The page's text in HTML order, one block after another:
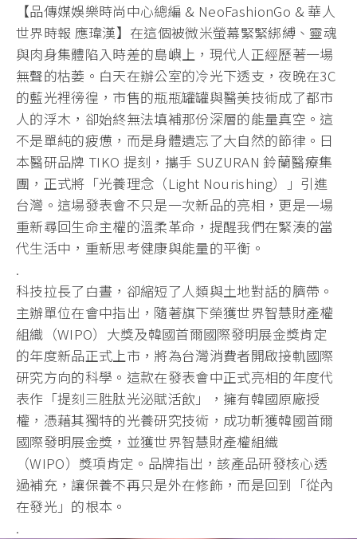
【品傳媒娛樂時尚中心總編 & NeoFashionGo & 華人
世界時報 應瑋漢】在這個被微米螢幕緊緊綁縛、靈魂
與肉身集體陷入時差的島嶼上，現代人正經歷著一場
無聲的枯萎。白天在辦公室的冷光下透支，夜晚在3C
的藍光裡徬徨，市售的瓶瓶罐罐與醫美技術成了都市
人的浮木，卻始終無法填補那份深層的能量真空。這
不是單純的疲憊，而是身體遺忘了大自然的節律。日
本醫研品牌 TIKO 提刻，攜手 SUZURAN 鈴蘭醫療集
團，正式將「光養理念（Light Nourishing）」引進
台灣。這場發表會不只是一次新品的亮相，更是一場
重新尋回生命主權的溫柔革命，提醒我們在緊湊的當
代生活中，重新思考健康與能量的平衡。
.
科技拉長了白晝，卻縮短了人類與土地對話的臍帶。
主辦單位在會中指出，隨著旗下榮獲世界智慧財產權
組織（WIPO）大獎及韓國首爾國際發明展金獎肯定
的年度新品正式上市，將為台灣消費者開啟接軌國際
研究方向的科學。這款在發表會中正式亮相的年度代
表作「提刻三胜肽光泌賦活飲」，擁有韓國原廠授
權，憑藉其獨特的光養研究技術，成功斬獲韓國首爾
國際發明展金獎，並獲世界智慧財產權組織
（WIPO）獎項肯定。品牌指出，該產品研發核心透
過補充，讓保養不再只是外在修飾，而是回到「從內
在發光」的根本。
.